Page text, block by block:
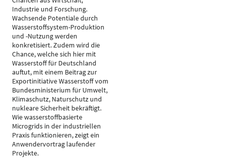
Industrie und Forschung.
Wachsende Potentiale durch
Wasserstoffsystem-Produktion
und -Nutzung werden
konkretisiert. Zudem wird die
Chance, welche sich hier mit
Wasserstoff für Deutschland
auftut, mit einem Beitrag zur
Exportinitiative Wasserstoff vom
Bundesministerium für Umwelt,
Klimaschutz, Naturschutz und
nukleare Sicherheit bekräftigt.
Wie wasserstoffbasierte
Microgrids in der industriellen
Praxis funktionieren, zeigt ein
Anwendervortrag laufender
Projekte.